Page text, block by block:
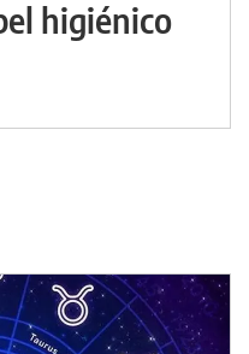
higiénico